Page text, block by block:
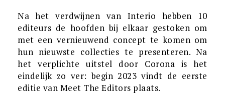
Na het verdwijnen van Interio hebben 10
editeurs de hoofden bij elkaar gestoken om
met een vernieuwend concept te komen om
hun nieuwste collecties te presenteren. Na
het verplichte uitstel door Corona is het
eindelijk zo ver: begin 2023 vindt de eerste
editie van Meet The Editors plaats.